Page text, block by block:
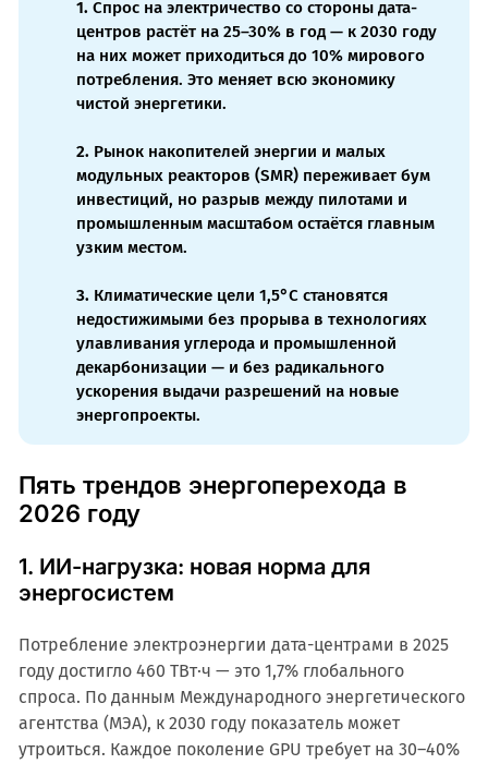
1. Спрос на электричество со стороны дата-
центров растёт на 25–30% в год — к 2030 году
на них может приходиться до 10% мирового
потребления. Это меняет всю экономику
чистой энергетики.
2. Рынок накопителей энергии и малых
модульных реакторов (SMR) переживает бум
инвестиций, но разрыв между пилотами и
промышленным масштабом остаётся главным
узким местом.
3. Климатические цели 1,5°C становятся
недостижимыми без прорыва в технологиях
улавливания углерода и промышленной
декарбонизации — и без радикального
ускорения выдачи разрешений на новые
энергопроекты.
Пять трендов энергоперехода в
2026 году
1. ИИ-нагрузка: новая норма для
энергосистем
Потребление электроэнергии дата-центрами в 2025
году достигло 460 ТВт·ч — это 1,7% глобального
спроса. По данным Международного энергетического
агентства (МЭА), к 2030 году показатель может
утроиться. Каждое поколение GPU требует на 30–40%